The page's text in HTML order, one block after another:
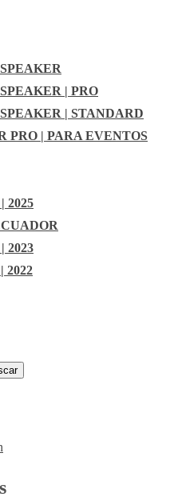
| PRO
| STANDARD
PRO | PARA EVENTOS
2025
2023
2022